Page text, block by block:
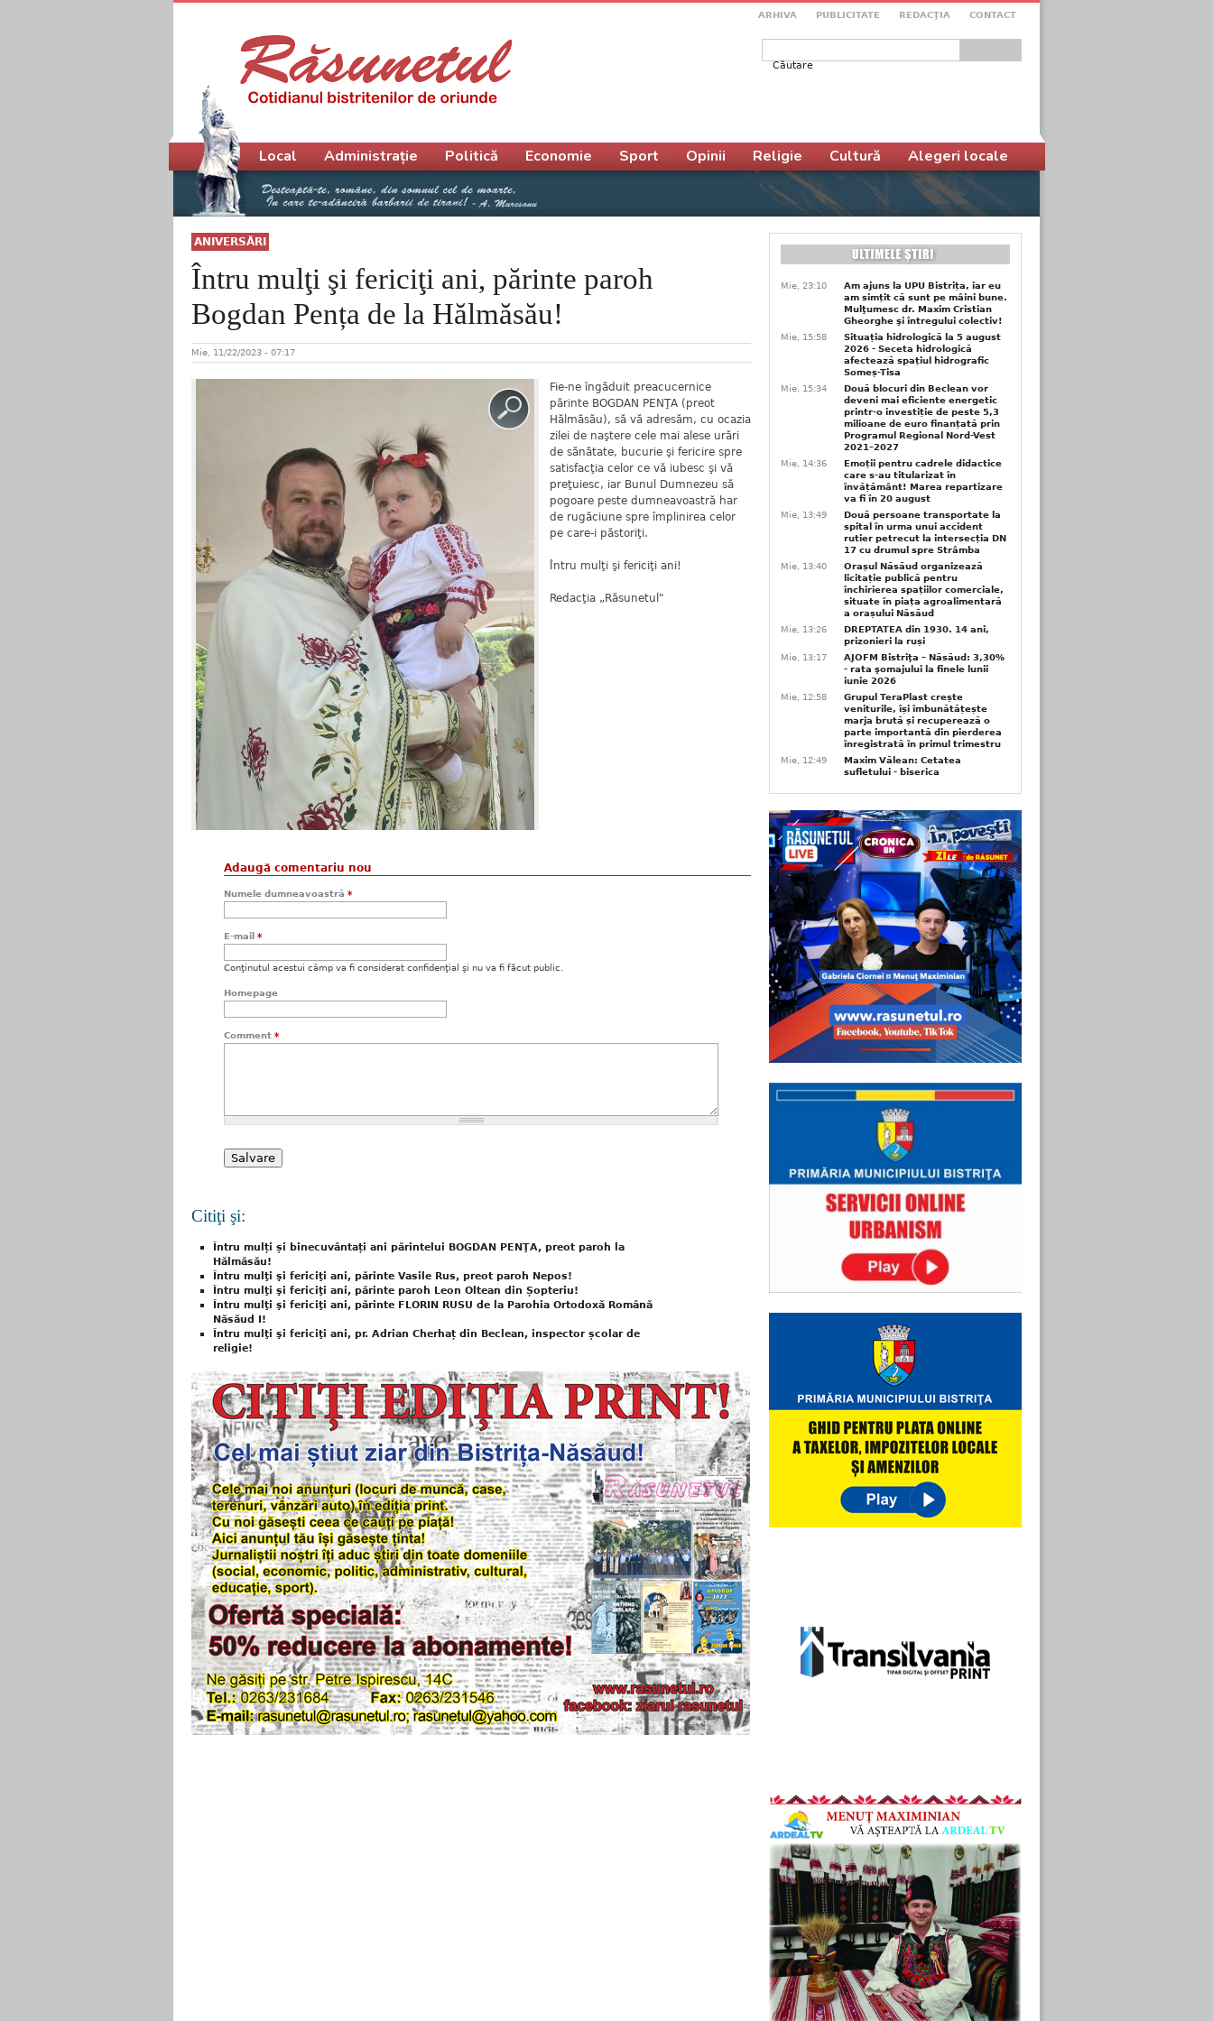
ARHIVA PUBLICITATE REDACŢIA CONTACT
Formular de căutare
ANIVERSĂRI
Întru mulţi şi fericiţi ani, părinte paroh
Bogdan Pența de la Hălmăsău!
Mie, 11/22/2023 - 07:17
Fie-ne îngăduit preacucernice
părinte BOGDAN PENŢA (preot
Hălmăsău), să vă adresăm, cu ocazia
zilei de naştere cele mai alese urări
de sănătate, bucurie şi fericire spre
satisfacţia celor ce vă iubesc şi vă
preţuiesc, iar Bunul Dumnezeu să
pogoare peste dumneavoastră har
de rugăciune spre împlinirea celor
pe care-i păstoriţi.
Întru mulţi şi fericiţi ani!
Redacţia „Răsunetul"
Adaugă comentariu nou
Numele dumneavoastră *
E-mail *
Conţinutul acestui câmp va fi considerat confidenţial şi nu va fi făcut public.
Homepage
Comment *
Citiţi şi:
Întru mulți și binecuvântați ani părintelui BOGDAN PENŢA, preot paroh la
Hălmăsău!
Întru mulţi şi fericiţi ani, părinte Vasile Rus, preot paroh Nepos!
Întru mulţi şi fericiţi ani, părinte paroh Leon Oltean din Șopteriu!
Întru mulţi şi fericiţi ani, părinte FLORIN RUSU de la Parohia Ortodoxă Română
Năsăud I!
Întru mulţi şi fericiţi ani, pr. Adrian Cherhaț din Beclean, inspector școlar de
religie!
Meniu principal
Local Administrație Politică Economie Sport Opinii Religie Cultură Alegeri locale
Mie, 23:10
Am ajuns la UPU Bistrița, iar eu
am simțit că sunt pe mâini bune.
Mulţumesc dr. Maxim Cristian
Gheorghe şi întregului colectiv!
Mie, 15:58
Situația hidrologică la 5 august
2026 - Seceta hidrologică
afectează spațiul hidrografic
Someș-Tisa
Mie, 15:34
Două blocuri din Beclean vor
deveni mai eficiente energetic
printr-o investiție de peste 5,3
milioane de euro finanțată prin
Programul Regional Nord-Vest
2021–2027
Mie, 14:36
Emoții pentru cadrele didactice
care s-au titularizat în
învățământ! Marea repartizare
va fi în 20 august
Mie, 13:49
Două persoane transportate la
spital în urma unui accident
rutier petrecut la intersecția DN
17 cu drumul spre Strâmba
Mie, 13:40
Orașul Năsăud organizează
licitație publică pentru
închirierea spațiilor comerciale,
situate în piața agroalimentară
a orașului Năsăud
Mie, 13:26
DREPTATEA din 1930. 14 ani,
prizonieri la ruși
Mie, 13:17
AJOFM Bistriţa – Năsăud: 3,30%
- rata şomajului la finele lunii
iunie 2026
Mie, 12:58
Grupul TeraPlast crește
veniturile, își îmbunătățește
marja brută și recuperează o
parte importantă din pierderea
înregistrată în primul trimestru
Mie, 12:49
Maxim Vălean: Cetatea
sufletului - biserica